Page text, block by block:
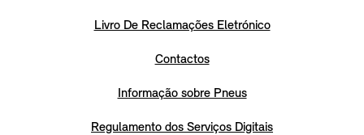
Livro De Reclamações Eletrónico
Contactos
Informação sobre Pneus
Regulamento dos Serviços Digitais